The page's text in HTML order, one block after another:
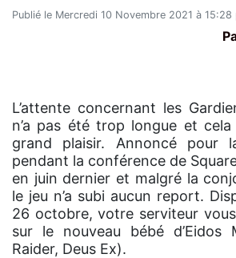
Publié le Mercredi 10 Novembre 2021 à 15:28
L’attente concernant les
n’a pas été trop longue et
grand plaisir. Annoncé pour
pendant la conférence de Square
en juin dernier et malgré la
le jeu n’a subi aucun report.
26 octobre, votre serviteur
sur le nouveau bébé d’Eidos
Raider, Deus Ex).